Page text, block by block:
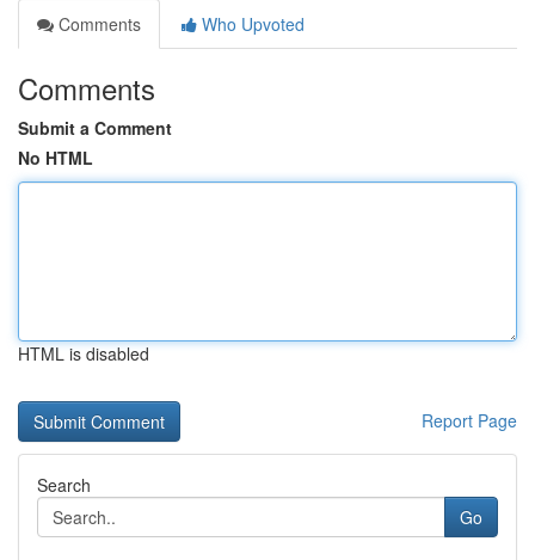
Comments
Who Upvoted
Comments
Submit a Comment
No HTML
HTML is disabled
Report Page
Search
Go